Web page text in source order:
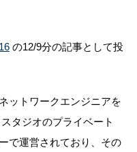
の12/9分の記事として投
ットワークエンジニアを
タジオのプライベート
で運営されており、その